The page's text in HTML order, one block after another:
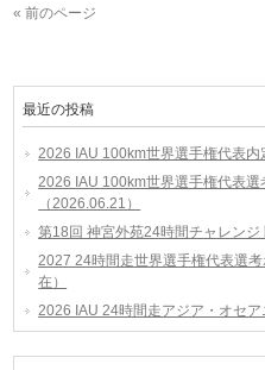
« 前のページ
最近の投稿
2026 IAU 100km世界選手権代表内
2026 IAU 100km世界選手権代表
（2026.06.21）
第18回 神宮外苑24時間チャレンジ
2027 24時間走世界選手権代表選
在）
2026 IAU 24時間走アジア・オセア